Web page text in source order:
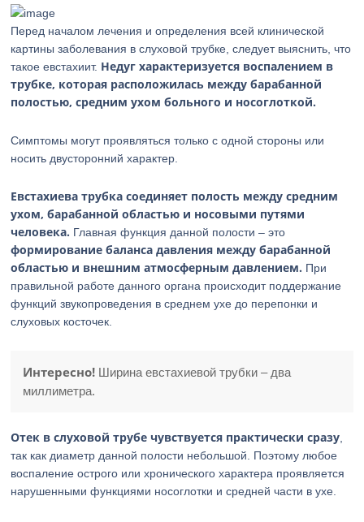
Перед началом лечения и определения всей клинической
картины заболевания в слуховой трубке, следует выяснить, что
такое евстахиит. Недуг характеризуется воспалением в
трубке, которая расположилась между барабанной
полостью, средним ухом больного и носоглоткой.
Симптомы могут проявляться только с одной стороны или
носить двусторонний характер.
Евстахиева трубка соединяет полость между средним
ухом, барабанной областью и носовыми путями
человека. Главная функция данной полости – это
формирование баланса давления между барабанной
областью и внешним атмосферным давлением. При
правильной работе данного органа происходит поддержание
функций звукопроведения в среднем ухе до перепонки и
слуховых косточек.
Интересно! Ширина евстахиевой трубки – два
миллиметра.
Отек в слуховой трубе чувствуется практически сразу
так как диаметр данной полости небольшой. Поэтому любое
воспаление острого или хронического характера проявляется
нарушенными функциями носоглотки и средней части в ухе.